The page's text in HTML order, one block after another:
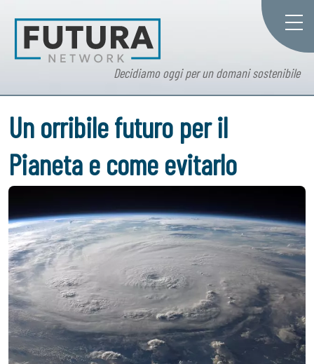
Decidiamo oggi per un domani sostenibile
Un orribile futuro per il
Pianeta e come evitarlo